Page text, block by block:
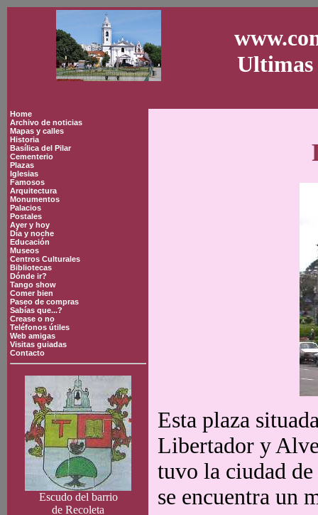
Ultimas
Home
Archivo de noticias
Mapas y calles
Historia
Basílica del Pilar
Cementerio
Plazas
Iglesias
Famosos
Arquitectura
Monumentos
Palacios
Postales
Ayer y hoy
Día y noche
Educación
Museos
Centros Culturales
Bibliotecas
Dónde ir?
Tango show
Comer bien
Paseo de compras
Sabías que...?
Crease o no
Teléfonos útiles
Web amigas
Visitas guiadas
Contacto
Escudo del barrio
de Recoleta
Esta plaza
Libertador y
tuvo la ciudad
se encuentra un